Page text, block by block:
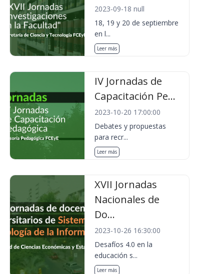
2023-09-18 null
18, 19 y 20 de septiembre
en l...
Leer más
IV Jornadas de
Capacitación Pe...
2023-10-20 17:00:00
Debates y propuestas
para recr...
Leer más
XVII Jornadas
Nacionales de
Do...
2023-10-26 16:30:00
Desafíos 4.0 en la
educación s...
Leer más